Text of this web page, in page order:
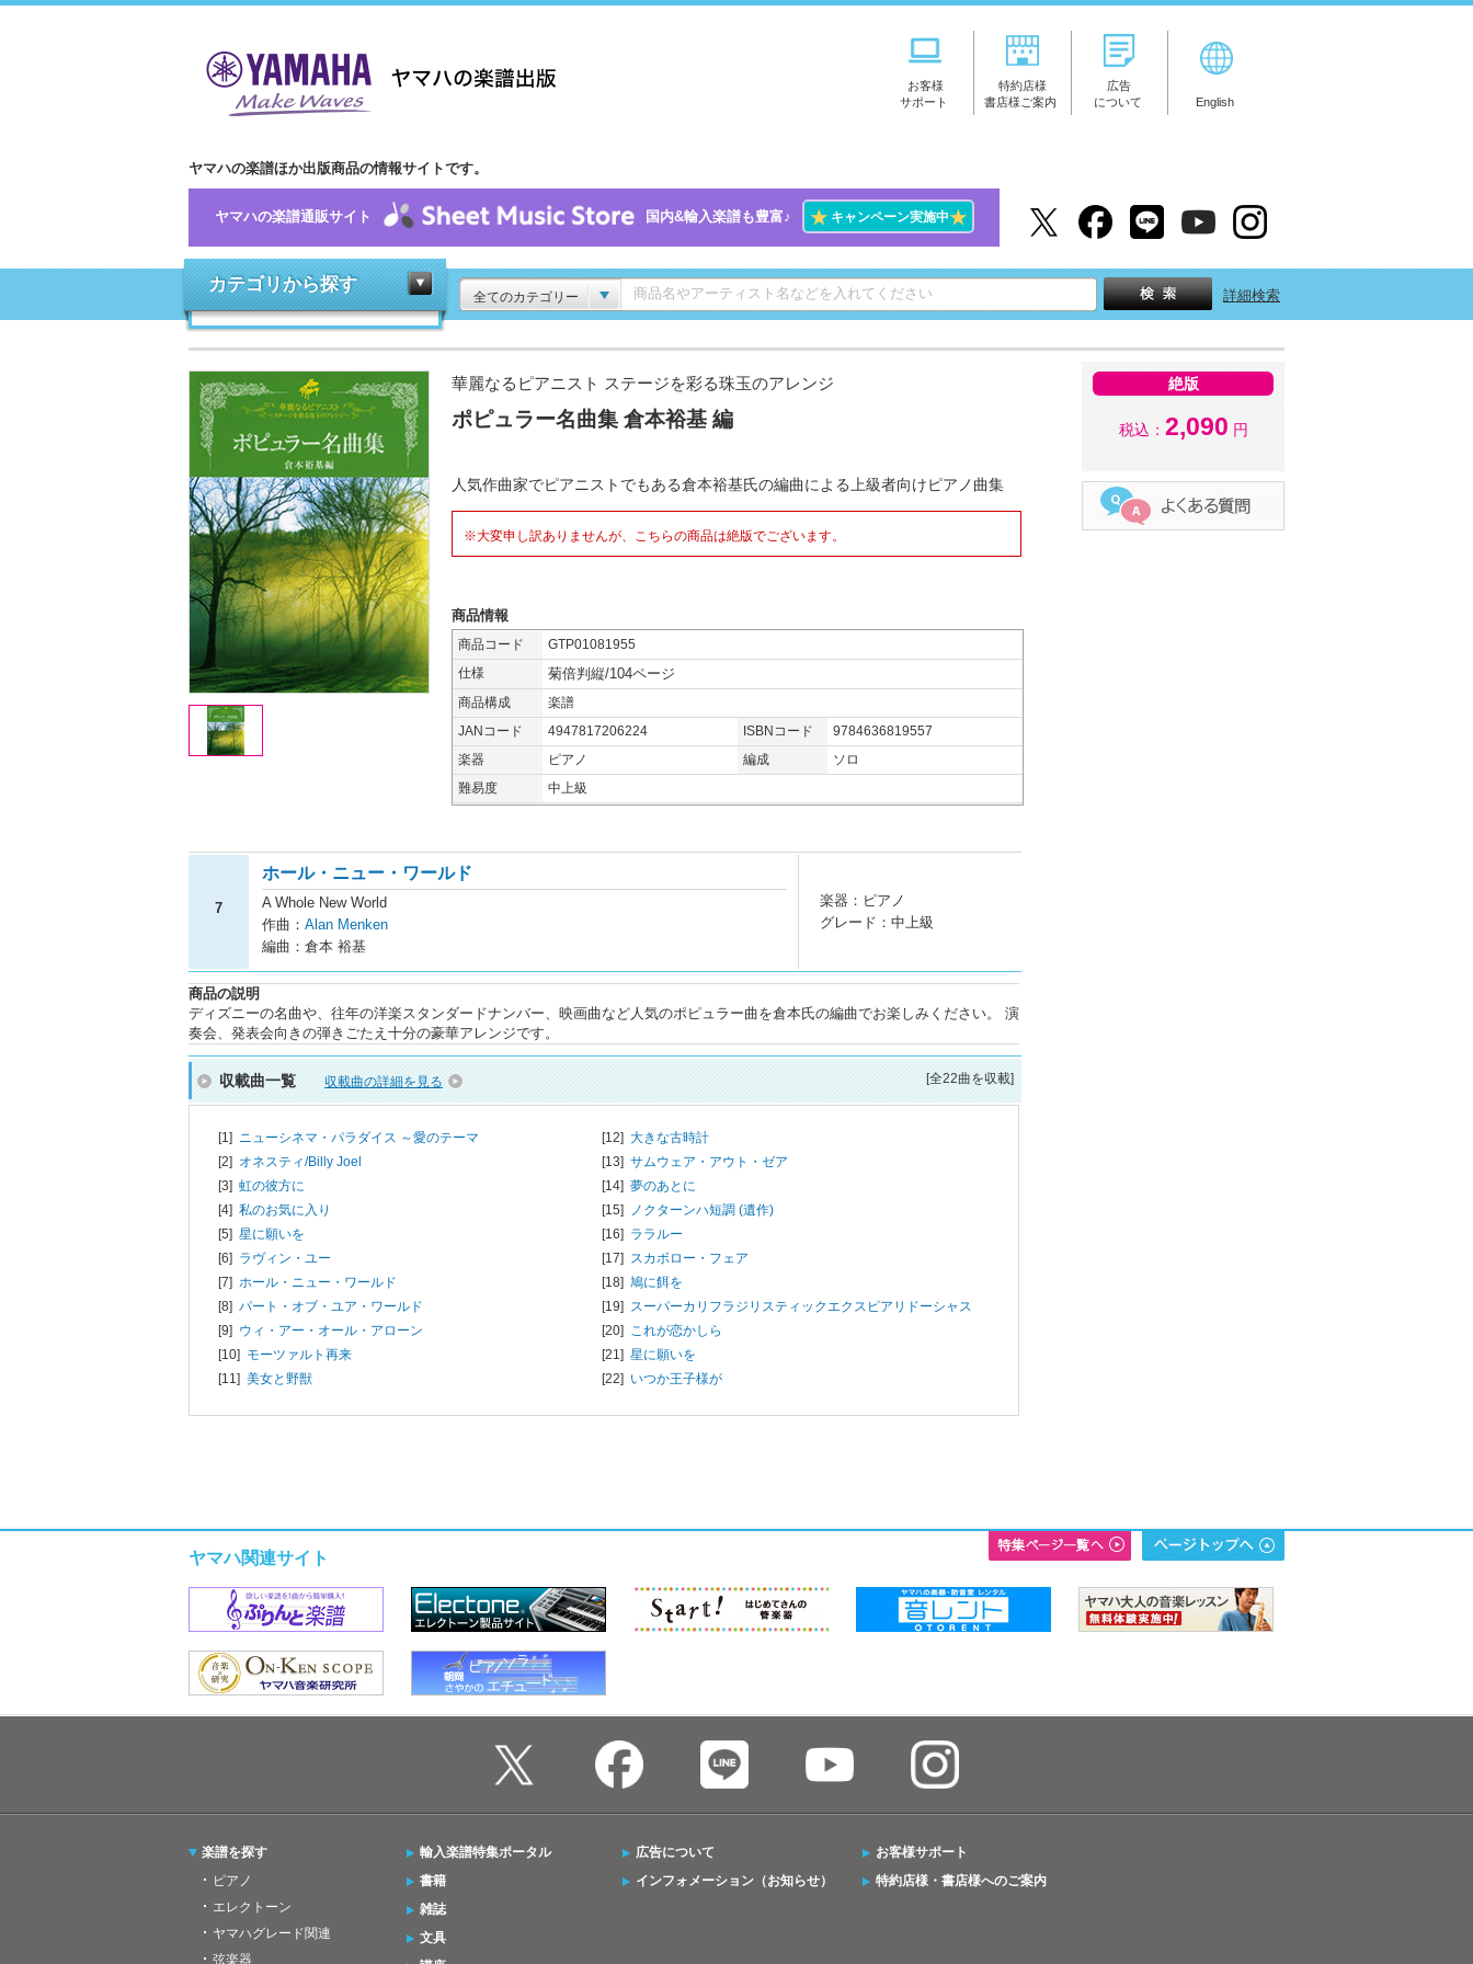
お客様
サポート
特約店様
書店様ご案内
広告
について
English
ヤマハの楽譜ほか出版商品の情報サイトです。
ヤマハの楽譜通販サイト 国内&輸入楽譜も豊富♪ ★キャンペーン実施中★
カテゴリから探す
全てのカテゴリー 詳細検索
華麗なるピアニスト ステージを彩る珠玉のアレンジ
ポピュラー名曲集 倉本裕基 編
人気作曲家でピアニストでもある倉本裕基氏の編曲による上級者向けピアノ曲集
※大変申し訳ありませんが、こちらの商品は絶版でございます。
商品情報
商品コード
GTP01081955
仕様
菊倍判縦/104ページ
商品構成
楽譜
JANコード
4947817206224 ISBNコード
9784636819557
楽器
ピアノ 編成
ソロ
難易度
中上級
7
ホール・ニュー・ワールド
A Whole New World
作曲： Alan Menken
編曲：倉本 裕基
楽器：ピアノ
グレード：中上級
商品の説明
ディズニーの名曲や、往年の洋楽スタンダードナンバー、映画曲など人気のポピュラー曲を倉本氏の編曲でお楽しみください。 演
奏会、発表会向きの弾きごたえ十分の豪華アレンジです。
収載曲一覧 収載曲の詳細を見る [全22曲を収載]
[1] ニューシネマ・パラダイス ～愛のテーマ
[2] オネスティ/Billy Joel
[3] 虹の彼方に
[4] 私のお気に入り
[5] 星に願いを
[6] ラヴィン・ユー
[7] ホール・ニュー・ワールド
[8] パート・オブ・ユア・ワールド
[9] ウィ・アー・オール・アローン
[10] モーツァルト再来
[11] 美女と野獣
[12] 大きな古時計
[13] サムウェア・アウト・ゼア
[14] 夢のあとに
[15] ノクターンハ短調 (遺作)
[16] ララルー
[17] スカボロー・フェア
[18] 鳩に餌を
[19] スーパーカリフラジリスティックエクスピアリドーシャス
[20] これが恋かしら
[21] 星に願いを
[22] いつか王子様が
絶版
税込： 2,090 円
ヤマハ関連サイト
楽譜を探す
ピアノ
エレクトーン
ヤマハグレード関連
弦楽器
輸入楽譜特集ポータル
書籍
雑誌
文具
広告について
インフォメーション（お知らせ）
お客様サポート
特約店様・書店様へのご案内